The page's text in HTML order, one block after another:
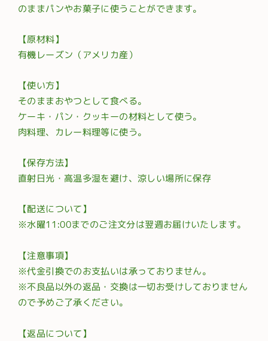
のままパンやお菓子に使うことができます。
【原材料】
有機レーズン（アメリカ産）
【使い方】
そのままおやつとして食べる。
ケーキ・パン・クッキーの材料として使う。
肉料理、カレー料理等に使う。
【保存方法】
直射日光・高温多湿を避け、涼しい場所に保存
【配送について】
※水曜11:00までのご注文分は翌週お届けいたします。
【注意事項】
※代金引換でのお支払いは承っておりません。
※不良品以外の返品・交換は一切お受けしておりません
ので予めご了承ください。
【返品について】